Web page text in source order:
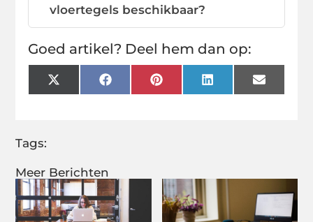
Meer Berichten
vloertegels beschikbaar?
Goed artikel? Deel hem dan op:
X
(Twitter)
FacebookPinterestLinkedInEmail
Tags: